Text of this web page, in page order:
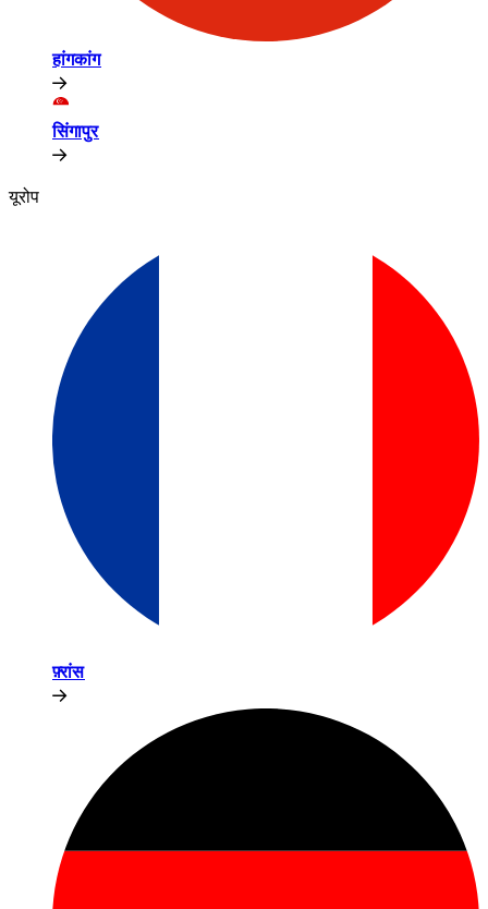
हांगकांग​​
सिंगापुर​​
यूरोप​​
फ़्रांस​​